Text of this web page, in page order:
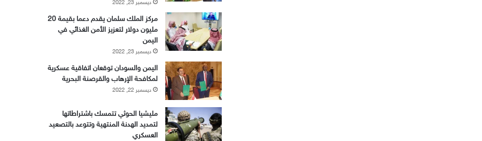
مركز الملك سلمان يقدم دعما بقيمة 20
مليون دولار لتعزيز الأمن الغذائي في
اليمن
ديسمبر 23, 2022
اليمن والسودان توقعان اتفاقية عسكرية
لمكافحة الإرهاب والقرصنة البحرية
ديسمبر 22, 2022
مليشيا الحوثي تتمسك باشتراطاتها
لتمديد الهدنة المنتهية وتتوعد بالتصعيد
العسكري